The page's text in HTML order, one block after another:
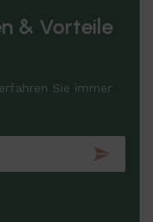
& Vorteile
Sie immer